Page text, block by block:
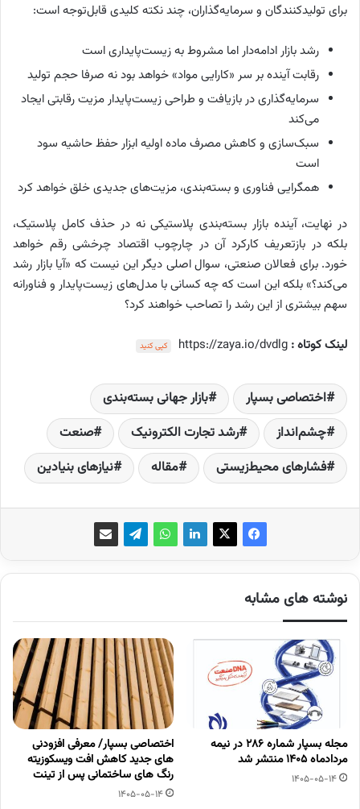
برای تولیدکنندگان و سرمایه‌گذاران، چند نکته کلیدی قابل‌توجه است:
رشد بازار ادامه‌دار اما مشروط به زیست‌پایداری است
رقابت آینده بر سر «کارایی مواد» خواهد بود نه صرفا حجم تولید
سرمایه‌گذاری در بازیافت و طراحی زیست‌پایدار مزیت رقابتی ایجاد
می‌کند
سبک‌سازی و کاهش مصرف ماده اولیه ابزار حفظ حاشیه سود
است
همگرایی فناوری و بسته‌بندی، مزیت‌های جدیدی خلق خواهد کرد
در نهایت، آینده بازار بسته‌بندی پلاستیکی نه در حذف کامل پلاستیک،
بلکه در بازتعریف کارکرد آن در چارچوب اقتصاد چرخشی رقم خواهد
خورد. برای فعالان صنعتی، سوال اصلی دیگر این نیست که «آیا بازار رشد
می‌کند؟» بلکه این است که چه کسانی با مدل‌های زیست‌پایدار و فناورانه
سهم بیشتری از این رشد را تصاحب خواهند کرد؟
لینک کوتاه : https://zaya.io/dvdlg کپی کنید
اختصاصی بسپار
بازار جهانی بسته‌بندی
چشم‌انداز
رشد تجارت الکترونیک
صنعت
فشارهای محیط‌زیستی
مقاله نیازهای بنیادین
نوشته های مشابه
مجله بسپار شماره 286 در نیمه
مردادماه 1405 منتشر شد
1405-05-14
اختصاصی بسپار/ معرفی افزودنی
های جدید کاهش افت ویسکوزیته
رنگ های ساختمانی پس از تینت
1405-05-14